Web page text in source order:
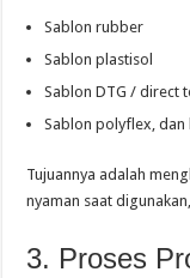
Sablon rubber
Sablon plastisol
Sablon DTG / direct
Sablon polyflex, dan
Tujuannya adalah
nyaman saat
3. Proses